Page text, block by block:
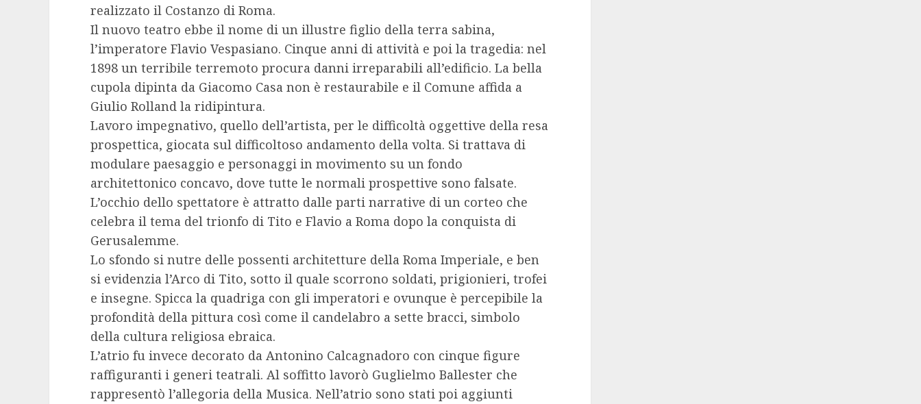
realizzato il Costanzo di Roma.
Il nuovo teatro ebbe il nome di un illustre figlio della terra sabina,
l’imperatore Flavio Vespasiano. Cinque anni di attività e poi la tragedia: nel
1898 un terribile terremoto procura danni irreparabili all’edificio. La bella
cupola dipinta da Giacomo Casa non è restaurabile e il Comune affida a
Giulio Rolland la ridipintura.
Lavoro impegnativo, quello dell’artista, per le difficoltà oggettive della resa
prospettica, giocata sul difficoltoso andamento della volta. Si trattava di
modulare paesaggio e personaggi in movimento su un fondo
architettonico concavo, dove tutte le normali prospettive sono falsate.
L’occhio dello spettatore è attratto dalle parti narrative di un corteo che
celebra il tema del trionfo di Tito e Flavio a Roma dopo la conquista di
Gerusalemme.
Lo sfondo si nutre delle possenti architetture della Roma Imperiale, e ben
si evidenzia l’Arco di Tito, sotto il quale scorrono soldati, prigionieri, trofei
e insegne. Spicca la quadriga con gli imperatori e ovunque è percepibile la
profondità della pittura così come il candelabro a sette bracci, simbolo
della cultura religiosa ebraica.
L’atrio fu invece decorato da Antonino Calcagnadoro con cinque figure
raffiguranti i generi teatrali. Al soffitto lavorò Guglielmo Ballester che
rappresentò l’allegoria della Musica. Nell’atrio sono stati poi aggiunti